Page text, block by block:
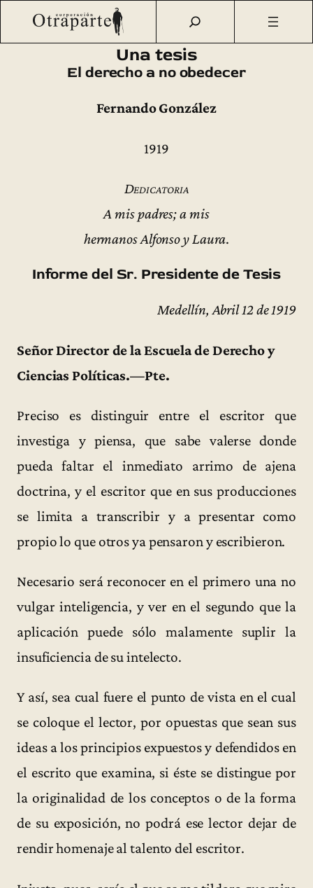
Saltar
Otraparte.org/Fernando González/
Una tesis – El derecho a no obedecer (1919)
Una tesis
El derecho a no obedecer
Fernando González
1919
Dedicatoria
A mis padres; a mis
hermanos Alfonso y Laura.
Informe del Sr. Presidente de Tesis
Medellín, Abril 12 de 1919
Señor Director de la Escuela de Derecho y
Ciencias Políticas.—Pte.
Preciso es distinguir entre el escritor que
investiga y piensa, que sabe valerse donde
pueda faltar el inmediato arrimo de ajena
doctrina, y el escritor que en sus producciones
se limita a transcribir y a presentar como
propio lo que otros ya pensaron y escribieron.
Necesario será reconocer en el primero una no
vulgar inteligencia, y ver en el segundo que la
aplicación puede sólo malamente suplir la
insuficiencia de su intelecto.
Y así, sea cual fuere el punto de vista en el cual
se coloque el lector, por opuestas que sean sus
ideas a los principios expuestos y defendidos en
el escrito que examina, si éste se distingue por
la originalidad de los conceptos o de la forma
de su exposición, no podrá ese lector dejar de
rendir homenaje al talento del escritor.